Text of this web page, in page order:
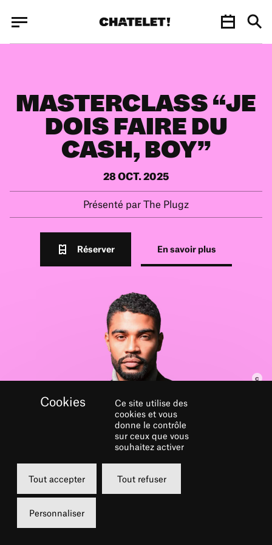
MASTERCLASS “JE
DOIS FAIRE DU
CASH, BOY”
28 OCT. 2025
Présenté par The Plugz
Réserver En savoir plus
Ce site utilise des
cookies et vous
donne le contrôle
sur ceux que vous
souhaitez activer
Tout accepter Tout refuser
Personnaliser